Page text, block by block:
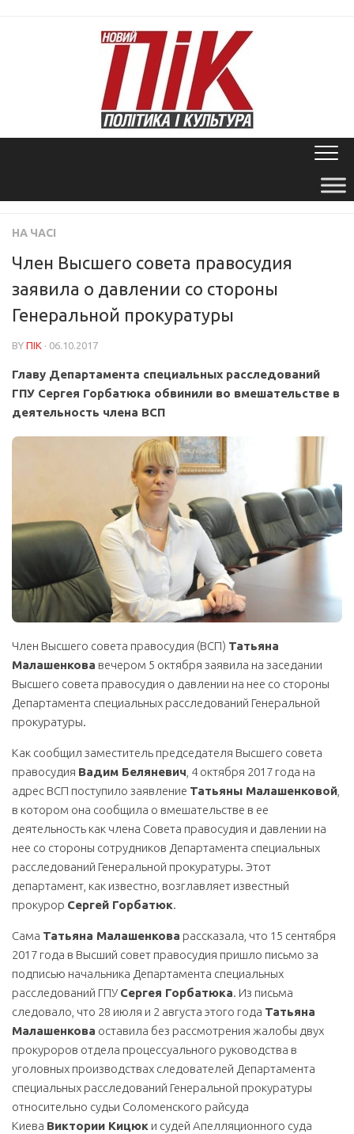
НА ЧАСІ
Член Высшего совета правосудия
заявила о давлении со стороны
Генеральной прокуратуры
BY ПІК · 06.10.2017
Главу Департамента специальных расследований
ГПУ Сергея Горбатюка обвинили во вмешательстве в
деятельность члена ВСП
Член Высшего совета правосудия (ВСП) Татьяна
Малашенкова вечером 5 октября заявила на заседании
Высшего совета правосудия о давлении на нее со стороны
Департамента специальных расследований Генеральной
прокуратуры.
Как сообщил заместитель председателя Высшего совета
правосудия Вадим Беляневич, 4 октября 2017 года на
адрес ВСП поступило заявление Татьяны Малашенковой,
в котором она сообщила о вмешательстве в ее
деятельность как члена Совета правосудия и давлении на
нее со стороны сотрудников Департамента специальных
расследований Генеральной прокуратуры. Этот
департамент, как известно, возглавляет известный
прокурор Сергей Горбатюк.
Сама Татьяна Малашенкова рассказала, что 15 сентября
2017 года в Высший совет правосудия пришло письмо за
подписью начальника Департамента специальных
расследований ГПУ Сергея Горбатюка. Из письма
следовало, что 28 июля и 2 августа этого года Татьяна
Малашенкова оставила без рассмотрения жалобы двух
прокуроров отдела процессуального руководства в
уголовных производствах следователей Департамента
специальных расследований Генеральной прокуратуры
относительно судьи Соломенского райсуда
Киева Виктории Кицюк и судей Апелляционного суда